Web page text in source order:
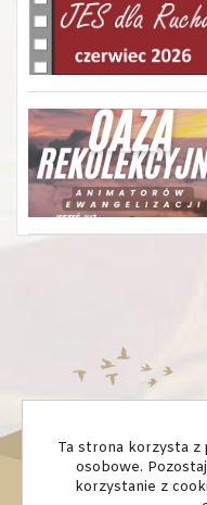
Ta strona korzysta z
osobowe.
korzystanie z